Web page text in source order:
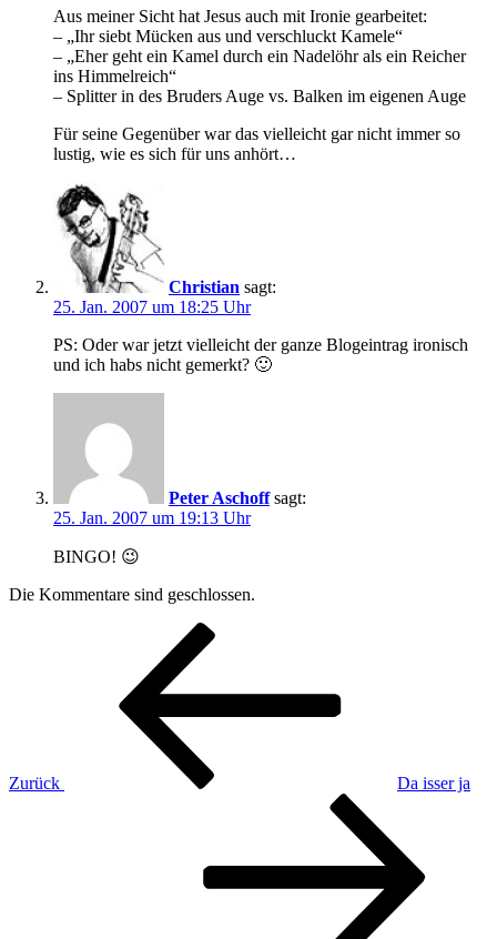
Aus meiner Sicht hat Jesus auch mit Ironie gearbeitet:
– „Ihr siebt Mücken aus und verschluckt Kamele“
– „Eher geht ein Kamel durch ein Nadelöhr als ein Reicher
ins Himmelreich“
– Splitter in des Bruders Auge vs. Balken im eigenen Auge
Für seine Gegenüber war das vielleicht gar nicht immer so
lustig, wie es sich für uns anhört…
Christian sagt:
25. Jan. 2007 um 18:25 Uhr
PS: Oder war jetzt vielleicht der ganze Blogeintrag ironisch
und ich habs nicht gemerkt? 🙂
Peter Aschoff sagt:
25. Jan. 2007 um 19:13 Uhr
BINGO! 😉
Die Kommentare sind geschlossen.
Beitragsnavigation
Zurück
Da isser ja